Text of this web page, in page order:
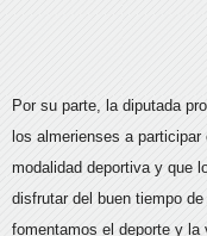
Por su parte, la diputada
los almerienses a participar
modalidad deportiva y que
disfrutar del buen tiempo
fomentamos el deporte y la